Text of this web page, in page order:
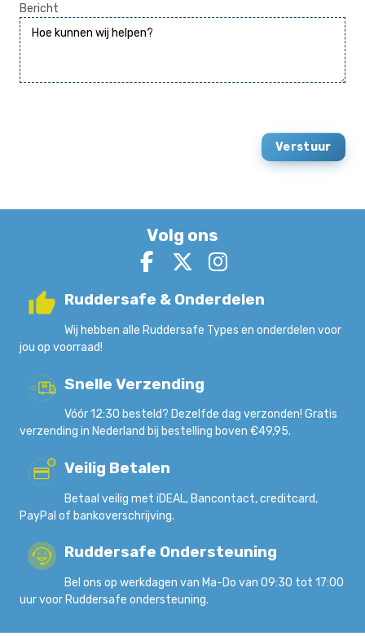
Bericht
Volg ons
Ruddersafe & Onderdelen
Wij hebben alle Ruddersafe Types en onderdelen voor
jou op voorraad!
Snelle Verzending
Vóór 12:30 besteld? Dezelfde dag verzonden! Gratis
verzending in Nederland bij bestelling boven €49,95.
Veilig Betalen
Betaal veilig met iDEAL, Bancontact, creditcard,
PayPal of bankoverschrijving.
Ruddersafe Ondersteuning
Bel ons op werkdagen van Ma-Do van 09:30 tot 17:00
uur voor Ruddersafe ondersteuning.